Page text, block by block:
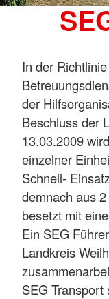
In der
der
Beschluss der
13.03.2009
einzelner
Schnell-
demnach aus
besetzt mit
Ein SEG
Landkreis
SEG Transport